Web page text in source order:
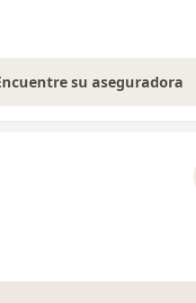
su aseguradora